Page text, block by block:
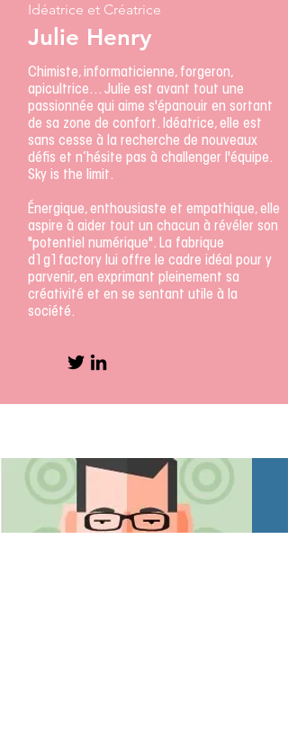
Idéatrice et Créatrice
Julie Henry
Chimiste, informaticienne, forgeron,
apicultrice... Julie est avant tout une
passionnée qui aime s'épanouir en sortant
de sa zone de confort. Idéatrice, elle est
sans cesse à la recherche de nouveaux
défis et n’hésite pas à challenger l'équipe.
Sky is the limit.
Énergique, enthousiaste et empathique, elle
aspire à aider tout un chacun à révéler son
"potentiel numérique". La fabrique
d1g1factory lui offre le cadre idéal pour y
parvenir, en exprimant pleinement sa
créativité et en se sentant utile à la
société.